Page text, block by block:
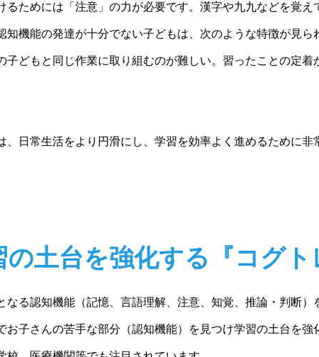
るためには「注意」の力が必要です。漢字や九九などを覚え
知機能の発達が十分でない子どもは、次のような特徴が見
子どもと同じ作業に取り組むのが難しい。習ったことの定
、日常生活をより円滑にし、学習を効率よく進めるために非
の土台を強化する『コグト
なる認知機能（記憶、言語理解、注意、知覚、推論・判断
お子さんの苦手な部分（認知機能）を見つけ学習の土台を強